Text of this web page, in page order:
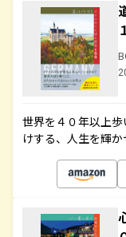
世界を４０年以上
けする、人生を輝